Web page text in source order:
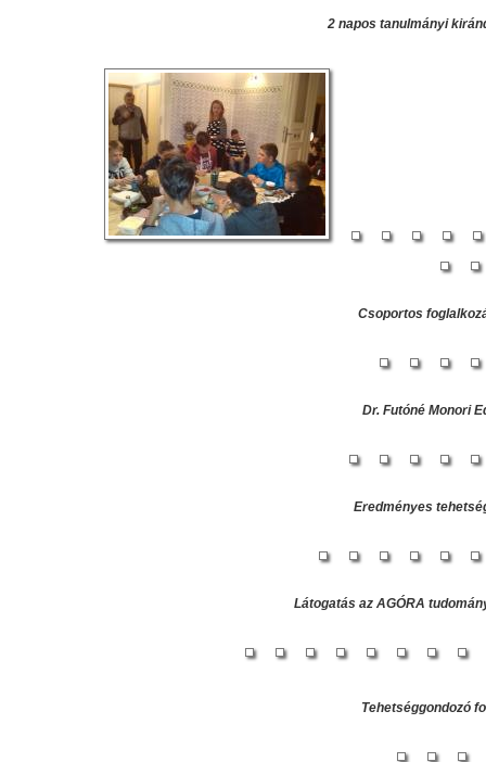
2 napos tanulmányi
Csoportos
Dr. Futóné Monori
Eredményes
Látogatás az AGÓRA
Tehetséggondozó